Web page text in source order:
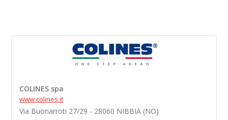
COLINES spa
www.colines.it
Via Buonarroti 27/29 - 28060 NIBBIA (NO)